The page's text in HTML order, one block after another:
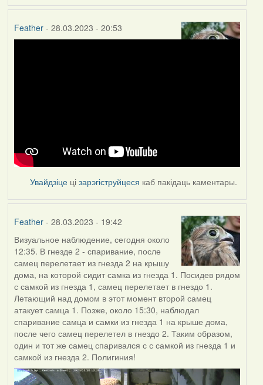
Feather- 28.03.2023 - 20:53
Увайдзіце цізарэгіструйцеся каб пакідаць каментары.
Feather- 28.03.2023 - 19:42
Визуальное наблюдение, сегодня около
12:35. В гнезде 2 - спаривание, после
самец перелетает из гнезда 2 на крышу
дома, на которой сидит самка из гнезда 1. Посидев рядом
с самкой из гнезда 1, самец перелетает в гнездо 1.
Летающий над домом в этот момент второй самец
атакует самца 1. Позже, около 15:30, наблюдал
спаривание самца и самки из гнезда 1 на крыше дома,
после чего самец перелетел в гнездо 2. Таким образом,
один и тот же самец спаривался с с самкой из гнезда 1 и
самкой из гнезда 2. Полигиния!